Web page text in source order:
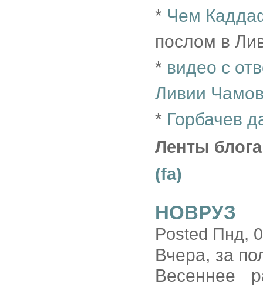
* Чем
послом в
* видео с
Ливии
* Горбачев
Ленты
(fa)
НОВРУЗ
Posted Пнд,
Вчера, за
Весеннее